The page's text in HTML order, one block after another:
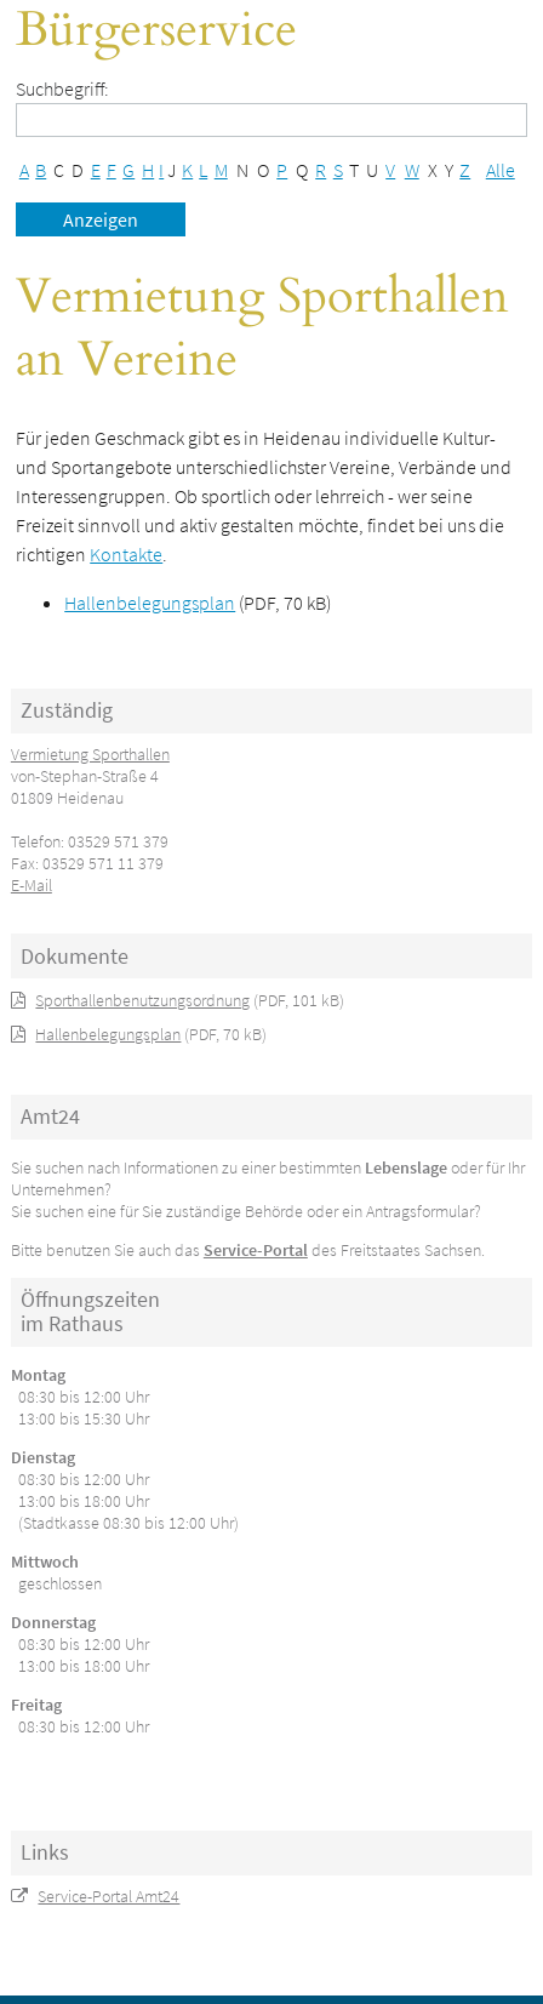
Bürgerservice
Suchbegriff:
A B C D E F G H I J K L M N O P Q R S T U V W X Y Z Alle
Vermietung Sporthallen
an Vereine
Für jeden Geschmack gibt es in Heidenau individuelle Kultur-
und Sportangebote unterschiedlichster Vereine, Verbände und
Interessengruppen. Ob sportlich oder lehrreich - wer seine
Freizeit sinnvoll und aktiv gestalten möchte, findet bei uns die
richtigen Kontakte.
Hallenbelegungsplan (PDF, 70 kB)
Zuständig
Vermietung Sporthallen
von-Stephan-Straße 4
01809 Heidenau
Telefon: 03529 571 379
Fax: 03529 571 11 379
E-Mail
Dokumente
Sporthallenbenutzungsordnung (PDF, 101 kB)
Hallenbelegungsplan (PDF, 70 kB)
Amt24
Sie suchen nach Informationen zu einer bestimmten Lebenslageoder für Ihr
Unternehmen?
Sie suchen eine für Sie zuständige Behörde oder ein Antragsformular?
Bitte benutzen Sie auch das Service-Portaldes Freitstaates Sachsen.
Öffnungszeiten
im Rathaus
Montag
08:30 bis 12:00 Uhr
13:00 bis 15:30 Uhr
Dienstag
08:30 bis 12:00 Uhr
13:00 bis 18:00 Uhr
(Stadtkasse 08:30 bis 12:00 Uhr)
Mittwoch
geschlossen
Donnerstag
08:30 bis 12:00 Uhr
13:00 bis 18:00 Uhr
Freitag
08:30 bis 12:00 Uhr
Links
Service-Portal Amt24